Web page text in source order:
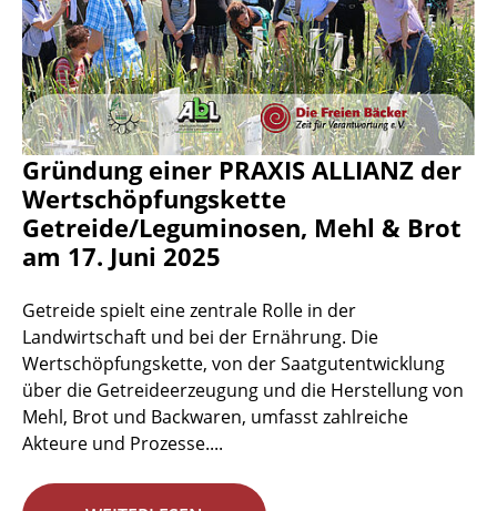
Gründung einer PRAXIS ALLIANZ der
Wertschöpfungskette
Getreide/Leguminosen, Mehl & Brot
am 17. Juni 2025
Getreide spielt eine zentrale Rolle in der
Landwirtschaft und bei der Ernährung. Die
Wertschöpfungskette, von der Saatgutentwicklung
über die Getreideerzeugung und die Herstellung von
Mehl, Brot und Backwaren, umfasst zahlreiche
Akteure und Prozesse....